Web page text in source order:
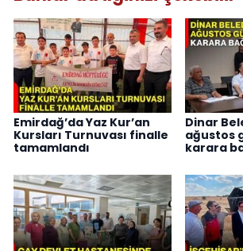
Emirdağ’da Yaz Kur’an
Kursları Turnuvası finalle
tamamlandı
Dinar
ağustos
karara